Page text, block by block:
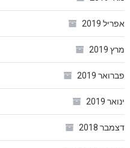
אפריל 2019
מרץ 2019
פברואר 2019
ינואר 2019
דצמבר 2018